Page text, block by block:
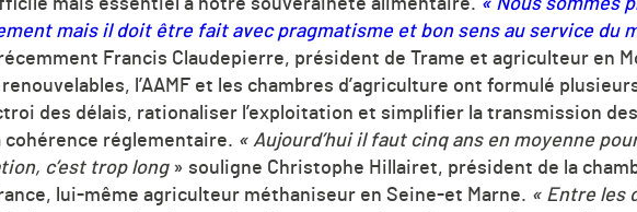
mais essentiel à notre souveraineté alimentaire. « Nous sommes
mais il doit être fait avec pragmatisme et bon sens au service du
Francis Claudepierre, président de Trame et agriculteur en
l’AAMF et les chambres d’agriculture ont formulé
des délais, rationaliser l’exploitation et simplifier la transmission
réglementaire. « Aujourd’hui il faut cinq ans en moyenne
c’est trop long » souligne Christophe Hillairet, président de la
lui-même agriculteur méthaniseur en Seine-et Marne. « Entre les